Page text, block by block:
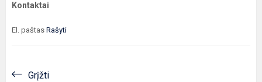
Kontaktai
El. paštas Rašyti
Grįžti